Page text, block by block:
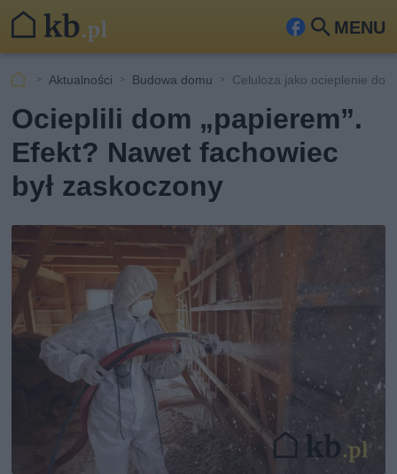
MENU
Fa
ook
Szu
kaj
Aktualności Budowa domu Celuloza jako ocieplenie
Ocieplili dom „papierem”.
Efekt? Nawet fachowiec
był zaskoczony